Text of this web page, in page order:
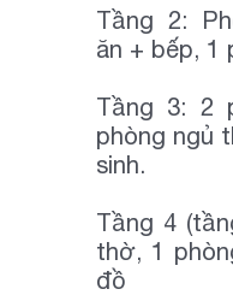
Tầng 2:
ăn + bếp, 1
Tầng 3: 2
phòng ngủ
sinh.
Tầng 4
thờ, 1
đồ